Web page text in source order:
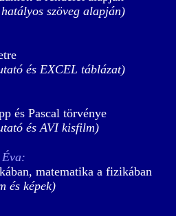
szöveg alapján)
és EXCEL táblázat)
és Pascal törvénye
és AVI kisfilm)
matematika a fizikában
és képek)